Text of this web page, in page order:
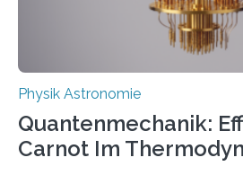
Physik Astronomie
Quantenmechanik:
Carnot Im